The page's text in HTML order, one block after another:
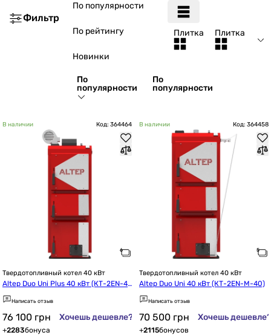
Фильтр
По популярности
По рейтингу
Новинки
По
популярности
По
популярности
Плитка Плитка
В наличии Код: 364464
Твердотопливный котел 40 кВт
Altep Duo Uni Plus 40 кВт (КТ-2EN-4
0)
Написать отзыв
76 100 грн Хочешь дешевле?
+2283бонуса
В наличии Код: 364458
Твердотопливный котел 40 кВт
Altep Duo Uni 40 кВт (КТ-2EN-M-40)
Написать отзыв
70 500 грн Хочешь дешевле?
+2115бонусов